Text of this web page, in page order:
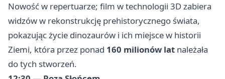
Nowość w repertuarze; film w technologii 3D zabiera
widzów w rekonstrukcję prehistorycznego świata,
pokazując życie dinozaurów i ich miejsce w historii
Ziemi, która przez ponad 160 milionów lat należała
do tych stworzeń.